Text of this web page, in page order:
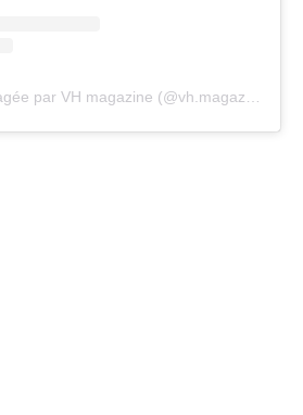
Une publication partagée par VH magazine (@vh.magazine)